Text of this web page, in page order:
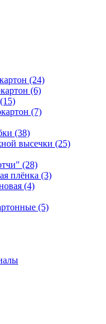
(24)
(6)
(7)
(38)
высечки (25)
(28)
плёнка (3)
(4)
(5)